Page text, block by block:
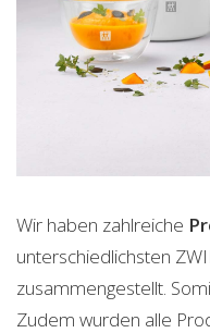
Wir haben zahlreiche
unterschiedlichsten
zusammengestellt.
Zudem wurden alle